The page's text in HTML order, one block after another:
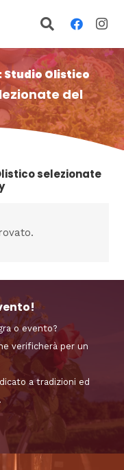
Studio Olistico
del
selezionate
o evento?
verificherà per un
a tradizioni ed